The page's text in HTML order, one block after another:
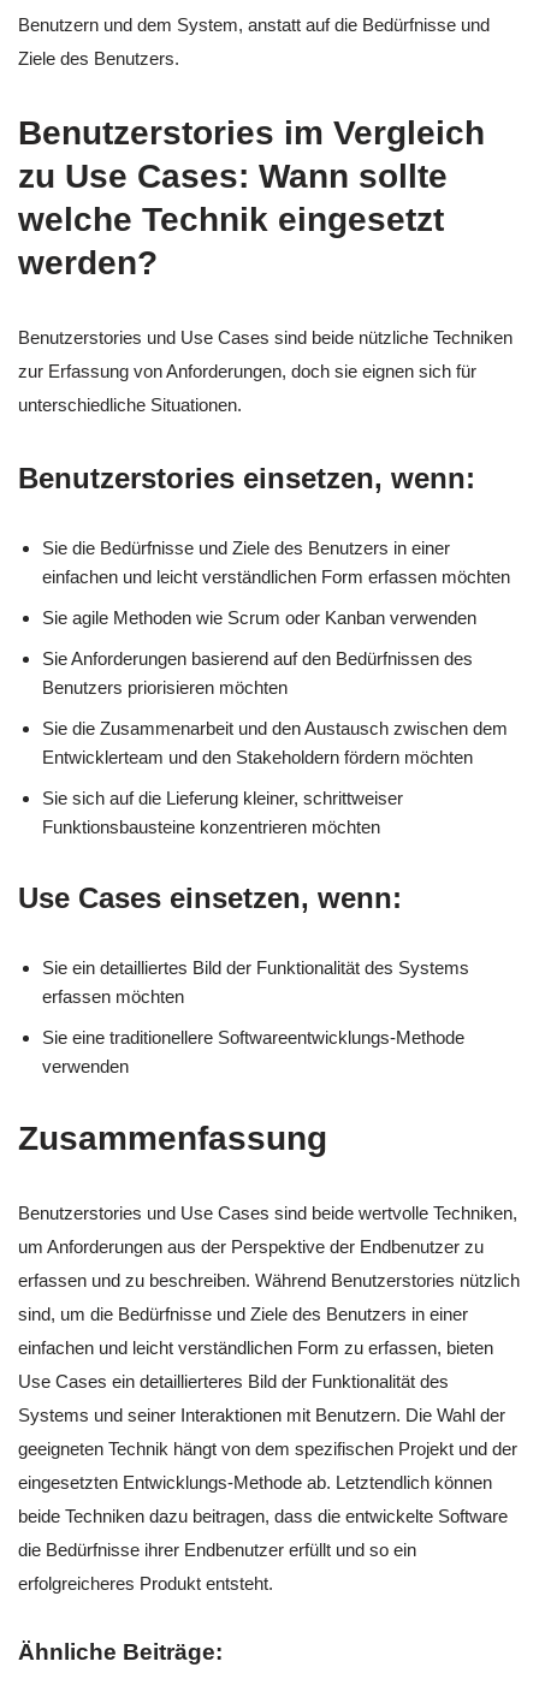
Benutzern und dem System, anstatt auf die Bedürfnisse und
Ziele des Benutzers.
Benutzerstories im Vergleich
zu Use Cases: Wann sollte
welche Technik eingesetzt
werden?
Benutzerstories und Use Cases sind beide nützliche Techniken
zur Erfassung von Anforderungen, doch sie eignen sich für
unterschiedliche Situationen.
Benutzerstories einsetzen, wenn:
Sie die Bedürfnisse und Ziele des Benutzers in einer
einfachen und leicht verständlichen Form erfassen möchten
Sie agile Methoden wie Scrum oder Kanban verwenden
Sie Anforderungen basierend auf den Bedürfnissen des
Benutzers priorisieren möchten
Sie die Zusammenarbeit und den Austausch zwischen dem
Entwicklerteam und den Stakeholdern fördern möchten
Sie sich auf die Lieferung kleiner, schrittweiser
Funktionsbausteine konzentrieren möchten
Use Cases einsetzen, wenn:
Sie ein detailliertes Bild der Funktionalität des Systems
erfassen möchten
Sie eine traditionellere Softwareentwicklungs-Methode
verwenden
Zusammenfassung
Benutzerstories und Use Cases sind beide wertvolle Techniken,
um Anforderungen aus der Perspektive der Endbenutzer zu
erfassen und zu beschreiben. Während Benutzerstories nützlich
sind, um die Bedürfnisse und Ziele des Benutzers in einer
einfachen und leicht verständlichen Form zu erfassen, bieten
Use Cases ein detaillierteres Bild der Funktionalität des
Systems und seiner Interaktionen mit Benutzern. Die Wahl der
geeigneten Technik hängt von dem spezifischen Projekt und der
eingesetzten Entwicklungs-Methode ab. Letztendlich können
beide Techniken dazu beitragen, dass die entwickelte Software
die Bedürfnisse ihrer Endbenutzer erfüllt und so ein
erfolgreicheres Produkt entsteht.
Ähnliche Beiträge: